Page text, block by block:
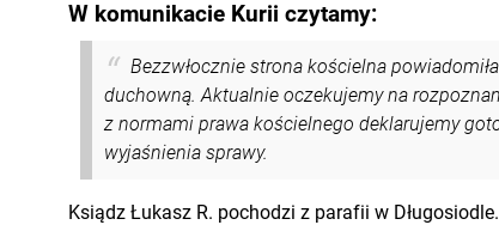
W komunikacie Kurii czytamy:
Bezzwłocznie strona kościelna
duchowną. Aktualnie oczekujemy na
z normami prawa kościelnego deklarujemy
wyjaśnienia sprawy.
Ksiądz Łukasz R. pochodzi z parafii w